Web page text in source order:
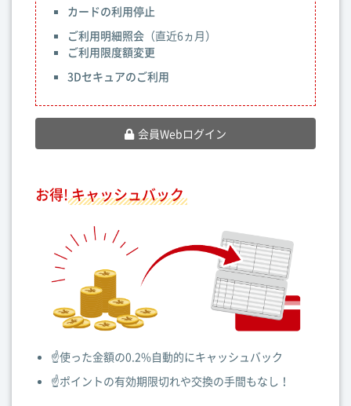
カードの利用停止
ご利用明細照会 （直近6ヵ月）
ご利用限度額変更
3Dセキュアのご利用
会員Webログイン
お得!キャッシュバック
☝️使った金額の0.2%自動的にキャッシュバック
☝️ポイントの有効期限切れや交換の手間もなし！